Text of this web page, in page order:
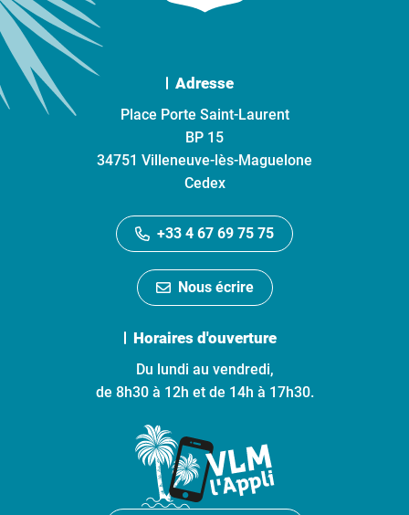
Adresse
Place Porte Saint-Laurent
BP 15
34751 Villeneuve-lès-Maguelone
Cedex
+33 4 67 69 75 75
Nous écrire
Horaires d'ouverture
Du lundi au vendredi,
de 8h30 à 12h et de 14h à 17h30.